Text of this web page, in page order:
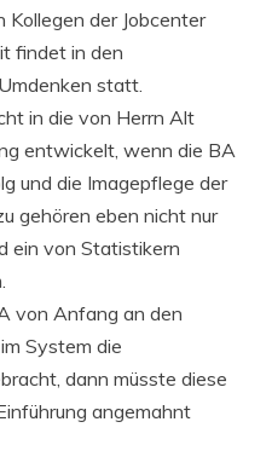
der Jobcenter
findet in den
statt.
in die von Herrn Alt
entwickelt, wenn die BA
und die Imagepflege der
gehören eben nicht nur
ein von Statistikern
von Anfang an den
System die
dann müsste diese
angemahnt